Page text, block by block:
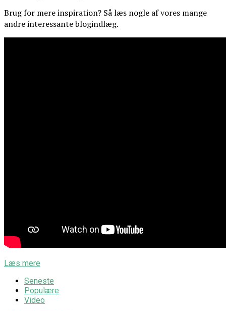
Brug for mere inspiration? Så læs nogle af vores mange
andre interessante blogindlæg.
Læs mere
Seneste
Populære
Video